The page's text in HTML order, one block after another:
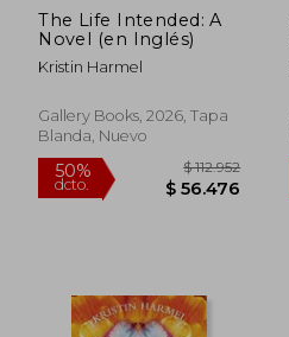
50%
dcto.
$ 102.589
$ 51.294
The Life Intended: A
Novel (en Inglés)
Kristin Harmel
Gallery Books, 2026, Tapa
Blanda, Nuevo